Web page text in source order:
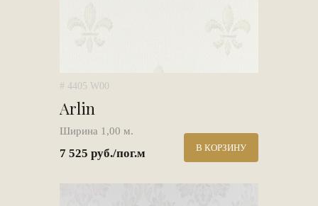
# 4405 W00
Arlin
Ширина 1,00 м.
7 525 руб./пог.м В КОРЗИНУ